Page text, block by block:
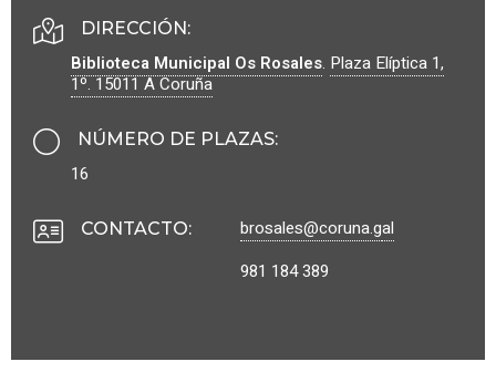
DIRECCIÓN:
Biblioteca Municipal Os Rosales. Plaza Elíptica 1,
1º.15011A Coruña
NÚMERO DE PLAZAS:
16
CONTACTO: brosales@coruna.gal
981 184 389